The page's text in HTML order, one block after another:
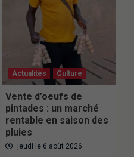
Actualités Culture
Vente d’oeufs de
pintades : un marché
rentable en saison des
pluies
jeudi le 6 août 2026